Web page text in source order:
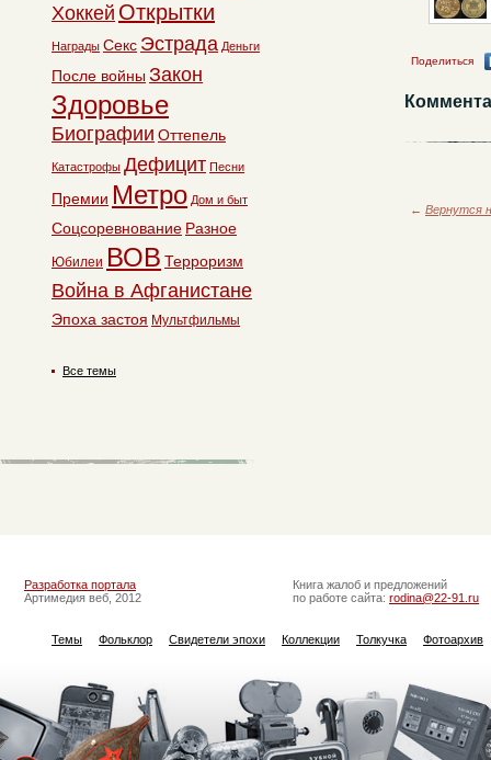
Поделиться
← Вернутся
Хоккей Открытки
Награды Секс Эстрада Деньги
После войны Закон
Здоровье
Биографии Оттепель
Катастрофы Дефицит Песни
Премии Метро Дом и быт
Соцсоревнование Разное
Юбилеи ВОВ Терроризм
Война в Афганистане
Эпоха застоя Мультфильмы
Все темы
Разработка портала
Артимедия веб, 2012
Книга жалоб и предложений
по работе сайта: rodina@22-91.ru
Темы Фольклор Свидетели эпохи Коллекции Толкучка Фотоархив